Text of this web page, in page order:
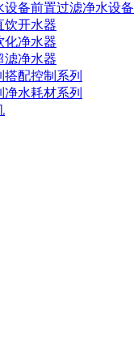
前置过滤净水设备
饮开水器
化净水器
滤净水器
搭配控制系列
净水耗材系列